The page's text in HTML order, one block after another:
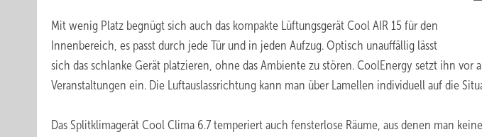
Mit wenig Platz begnügt sich auch das kompakte Lüftungsgerät Cool AIR 15 für den
Innenbereich, es passt durch jede Tür und in jeden Aufzug. Optisch unauffällig lässt
sich das schlanke Gerät platzieren, ohne das Ambiente zu stören. CoolEnergy setzt ihn vor
Veranstaltungen ein. Die Luftauslassrichtung kann man über Lamellen individuell auf die
Das Splitklimagerät Cool Clima 6.7 temperiert auch fensterlose Räume, aus denen man